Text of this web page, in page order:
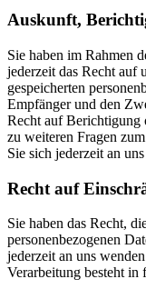
Auskunft,
Sie haben im Rahmen
jederzeit das Recht auf
gespeicherten
Empfänger und den
Recht auf Berichtigung
zu weiteren Fragen
Sie sich jederzeit an
Recht auf
Sie haben das Recht,
personenbezogenen
jederzeit an uns
Verarbeitung besteht in